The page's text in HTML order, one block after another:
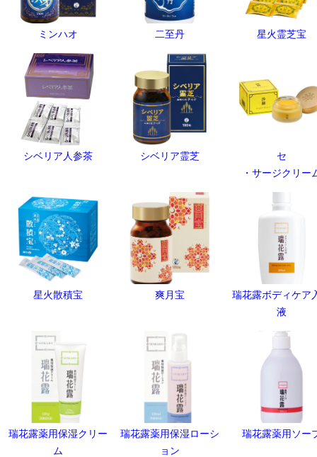
ミンハオ 二至丹 星火霊芝宝
シベリア人参茶 シベリア霊芝
セ
・サージクリー
星火散積宝 爽月宝
瑞花露ボディケア
液
瑞花露薬用保湿クリー
ム
瑞花露薬用保湿ローシ
ョン
瑞花露薬用ソー